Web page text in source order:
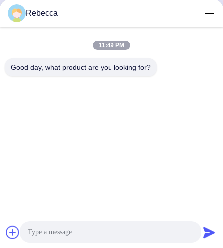
gamme conçue pour les entreprises qui exigent une impression
rapide et fiable.
installation correcte de l'imprimante et une formation complète
Assistance technique à distance pour résoudre rapidement
Q: Quel est le nom de la marque de l'imprimante UV?
Rebecca
11:49 PM
Good day, what product are you looking for?